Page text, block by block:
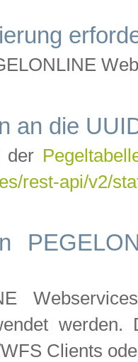
an die
der
rest-api/v2/
Clients